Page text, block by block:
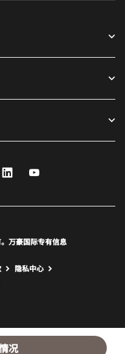
况
LinkedIn
万豪国际专有信息
隐私中心
口